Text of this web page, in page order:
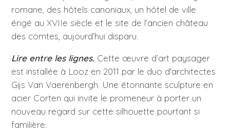
romane, des hôtels canoniaux, un hôtel de ville
érigé au XVIIe siècle et le site de l’ancien château
des comtes, aujourd’hui disparu.
Lire entre les lignes.Cette œuvre d’art paysager
est installée à Looz en 2011 par le duo d'architectes
Gijs Van Vaerenbergh. Une étonnante sculpture en
acier Corten qui invite le promeneur à porter un
nouveau regard sur cette silhouette pourtant si
familière.